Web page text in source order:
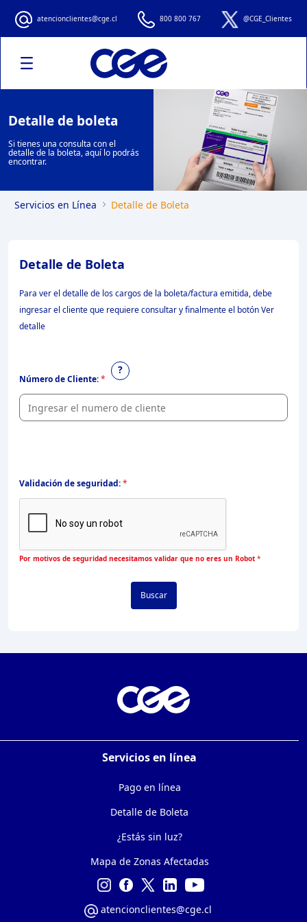
Detalle de Boleta
atencionclientes@cge.cl 800 800 767 @CGE_Clientes
Detalle de boleta
Si tienes una consulta con el
detalle de la boleta, aquí lo podrás
encontrar.
Servicios en Línea Detalle de Boleta
Detalle de Boleta
Para ver el detalle de los cargos de la boleta/factura emitida, debe
ingresar el cliente que requiere consultar y finalmente el botón Ver
detalle
Número de Cliente:*
?
Validación de seguridad:*
Por motivos de seguridad necesitamos validar que no eres un Robot *
Buscar
Servicios en línea
Pago en línea
Detalle de Boleta
¿Estás sin luz?
Mapa de Zonas Afectadas
atencionclientes@cge.cl